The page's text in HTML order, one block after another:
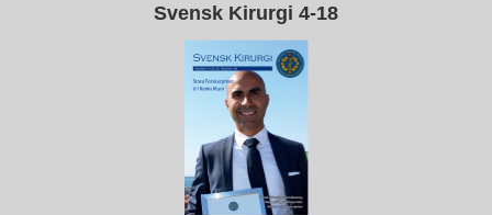
Svensk Kirurgi 4-18